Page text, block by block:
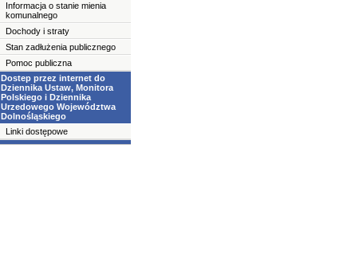
Informacja o stanie mienia
komunalnego
Dochody i straty
Stan zadłużenia publicznego
Pomoc publiczna
Dostep przez internet do
Dziennika Ustaw, Monitora
Polskiego i Dziennika
Urzedowego Województwa
Dolnośląskiego
Linki dostępowe